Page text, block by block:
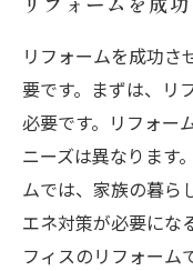
リフォームを成功さ
要です。まずは、リ
必要です。リフォー
ニーズは異なります
ムでは、家族の暮ら
エネ対策が必要にな
フィスのリフォーム